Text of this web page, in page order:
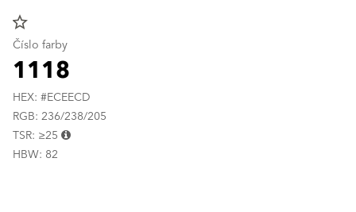
star_border
Číslo farby
1118
HEX: #ECEECD
RGB: 236/238/205
TSR: ≥25
HBW: 82